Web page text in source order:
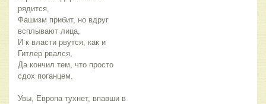
рядится,
Фашизм прибит, но вдруг
всплывают лица,
И к власти рвутся, как и
Гитлер рвался,
Да кончил тем, что просто
сдох поганцем.
Увы, Европа тухнет, впавши в